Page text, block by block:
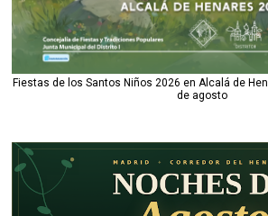
Fiestas de los Santos Niños 2026 en Alcalá de
de agosto